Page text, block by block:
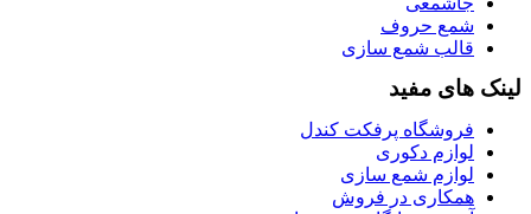
شمع حروف
قالب شمع سازی
لینک های مفید
فروشگاه پرفکت کندل
لوازم دکوری
لوازم شمع سازی
همکاری در فروش